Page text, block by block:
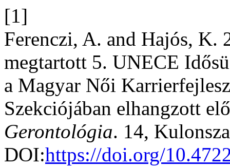
[1]
Ferenczi, A. and Hajós, K.
megtartott 5. UNECE
a Magyar Női
Szekciójában elhangzott
Gerontológia. 14,
DOI:https://doi.org/